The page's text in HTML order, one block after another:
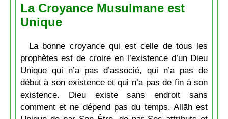
La Croyance Musulmane est
Unique
La bonne croyance qui est celle de tous les
prophètes est de croire en l’existence d’un Dieu
Unique qui n’a pas d’associé, qui n’a pas de
début à son existence et qui n’a pas de fin à son
existence. Dieu existe sans endroit sans
comment et ne dépend pas du temps. Allāh est